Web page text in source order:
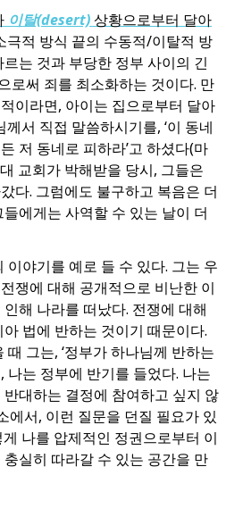
이탈(desert)상황으로부터 달아
극적 방식 끝의 수동적/이탈적 방
는 것과 부당한 정부 사이의 긴
로써 죄를 최소화하는 것이다. 만
이라면, 아이는 집으로부터 달아
서 직접 말씀하시기를, ‘이 동네
저 동네로 피하라’고 하셨다(마
교회가 박해받을 당시, 그들은
다. 그럼에도 불구하고 복음은 더
에게는 사역할 수 있는 날이 더
이야기를 예로 들 수 있다. 그는 우
쟁에 대해 공개적으로 비난한 이
해 나라를 떠났다. 전쟁에 대해
법에 반하는 것이기 때문이다.
그는, ‘정부가 하나님께 반하는
나는 정부에 반기를 들었다. 나는
대하는 결정에 참여하고 싶지 않
에서, 이런 질문을 던질 필요가 있
나를 압제적인 정권으로부터 이
실히 따라갈 수 있는 공간을 만